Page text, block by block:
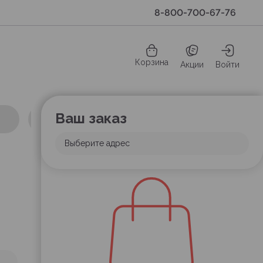
8-800-700-67-76
Корзина Акции Войти
Ваш заказ
Выберите адрес